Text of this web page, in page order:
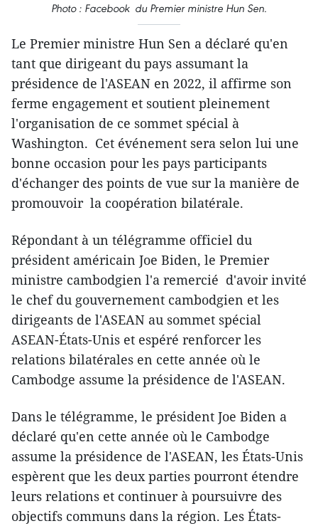
Photo : Facebook du Premier ministre Hun Sen.
Le Premier ministre Hun Sen a déclaré qu'en
tant que dirigeant du pays assumant la
présidence de l'ASEAN en 2022, il affirme son
ferme engagement et soutient pleinement
l'organisation de ce sommet spécial à
Washington. Cet événement sera selon lui une
bonne occasion pour les pays participants
d'échanger des points de vue sur la manière de
promouvoir la coopération bilatérale.
Répondant à un télégramme officiel du
président américain Joe Biden, le Premier
ministre cambodgien l'a remercié d'avoir invité
le chef du gouvernement cambodgien et les
dirigeants de l'ASEAN au sommet spécial
ASEAN-États-Unis et espéré renforcer les
relations bilatérales en cette année où le
Cambodge assume la présidence de l'ASEAN.
Dans le télégramme, le président Joe Biden a
déclaré qu'en cette année où le Cambodge
assume la présidence de l'ASEAN, les États-Unis
espèrent que les deux parties pourront étendre
leurs relations et continuer à poursuivre des
objectifs communs dans la région. Les États-